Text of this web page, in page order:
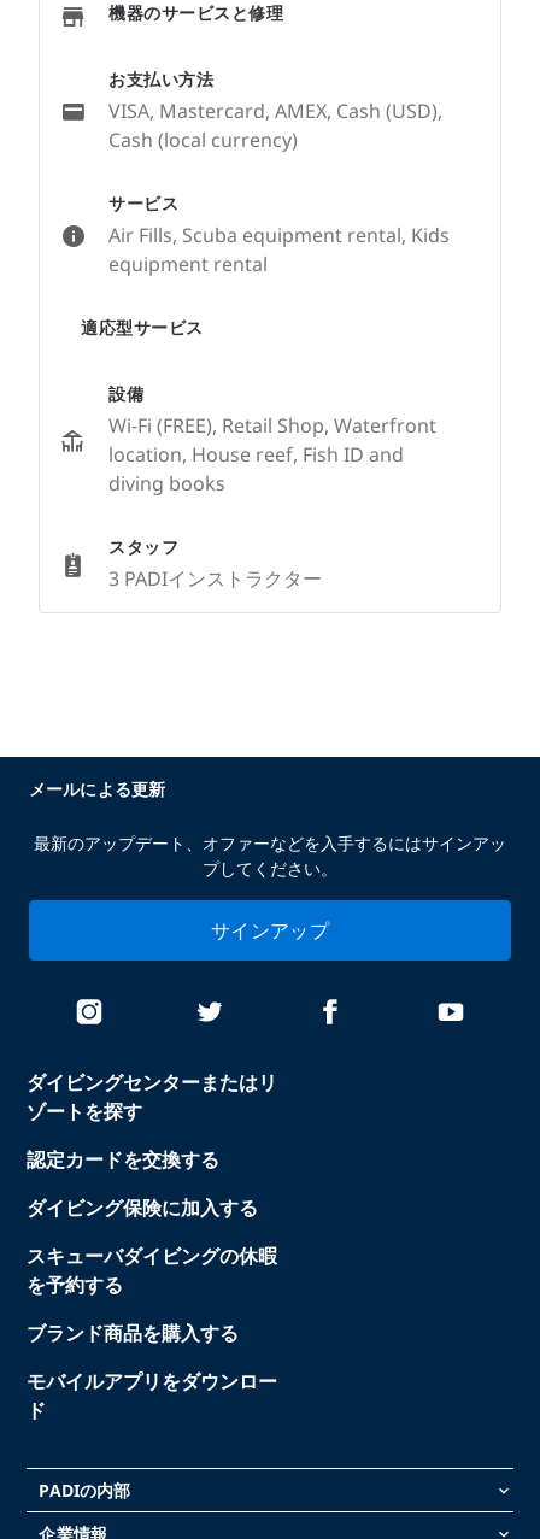
サービス
Air Fills, Scuba equipment rental, Kids
equipment rental
適応型サービス
設備
Wi-Fi (FREE), Retail Shop, Waterfront
location, House reef, Fish ID and
diving books
スタッフ
3 PADIインストラクター
機器のサービスと修理
お支払い方法
VISA, Mastercard, AMEX, Cash (USD),
Cash (local currency)
ダイビングセンターまたはリ
ゾートを探す
認定カードを交換する
ダイビング保険に加入する
スキューバダイビングの休暇
を予約する
ブランド商品を購入する
モバイルアプリをダウンロー
ド
PADIの内部 keyboard_arrow_down
企業情報 keyboard_arrow_down
メールによる更新
最新のアップデート、オファーなどを入手するにはサインアッ
プしてください。
サインアップ